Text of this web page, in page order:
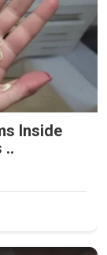
Inside
..